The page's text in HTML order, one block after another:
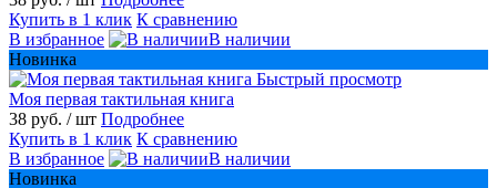
Купить в 1 клик К сравнению
В избранное
В наличии
Новинка
Быстрый просмотр
Моя первая тактильная книга
38 руб. / шт Подробнее
Купить в 1 клик К сравнению
В избранное
В наличии
Новинка